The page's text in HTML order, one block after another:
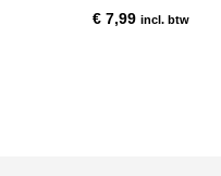
€ 7,99 incl. btw